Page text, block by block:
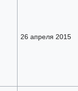
26 апреля 2015